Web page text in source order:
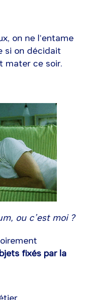
on ne l'entame
si on décidait
mater ce soir.
ou c’est moi ?
fixés par la